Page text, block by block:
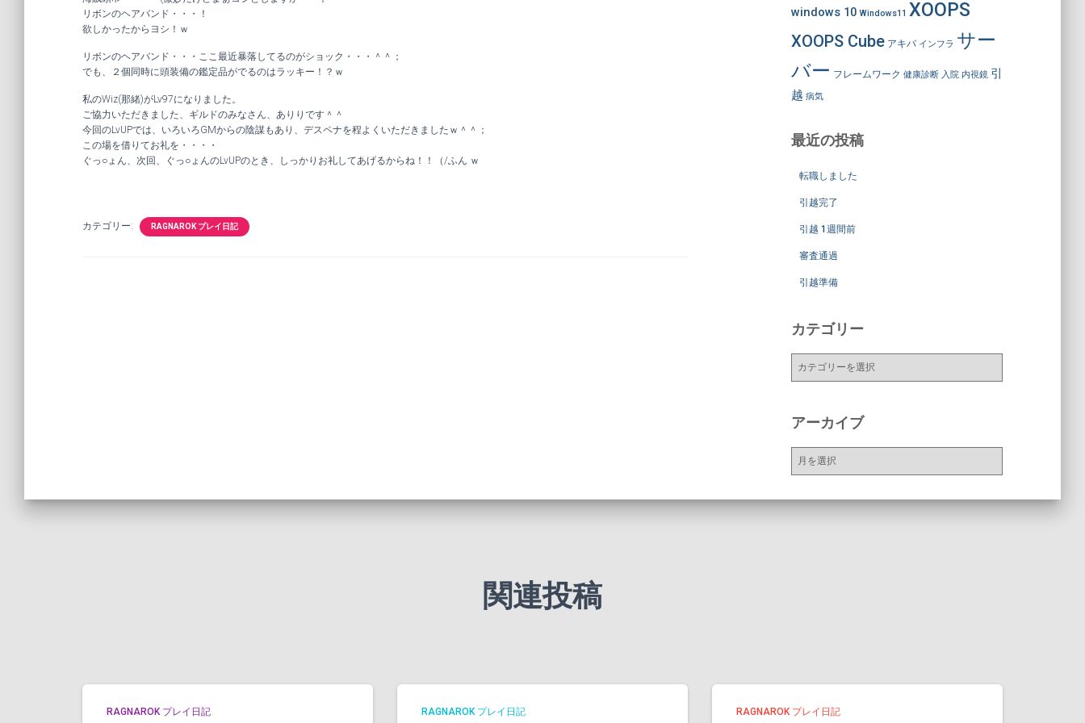
リボンのヘアバンド・・・！
欲しかったからヨシ！ｗ
リボンのヘアバンド・・・ここ最近暴落してるのがショック・・・＾＾；
でも、２個同時に頭装備の鑑定品がでるのはラッキー！？ｗ
私のWiz(那緒)がLv97になりました。
ご協力いただきました、ギルドのみなさん、ありりです＾＾
今回のLvUPでは、いろいろGMからの陰謀もあり、デスペナを程よくいただきましたｗ＾＾；
この場を借りてお礼を・・・・
ぐっ○ょん、次回、ぐっ○ょんのLvUPのとき、しっかりお礼してあげるからね！！（/ふん ｗ
カテゴリー: RAGNAROK プレイ日記
windows 10 Windows11 XOOPS
XOOPS Cube アキバ インフラ サー
バー フレームワーク 健康診断 入院 内視鏡 引
越 病気
最近の投稿
転職しました
引越完了
引越 1週間前
審査通過
引越準備
カテゴリー
ー
アーカイブ
ー
イ
関連投稿
RAGNAROK プレイ日記 RAGNAROK プレイ日記 RAGNAROK プレイ日記